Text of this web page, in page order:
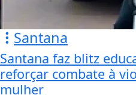
Santana
Santana faz blitz
reforçar combate à
mulher